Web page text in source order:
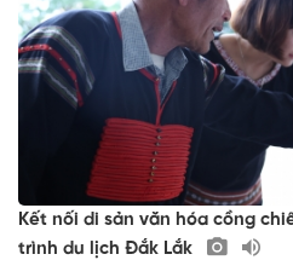
Kết nối di sản văn hóa cồng
trình du lịch Đắk Lắk